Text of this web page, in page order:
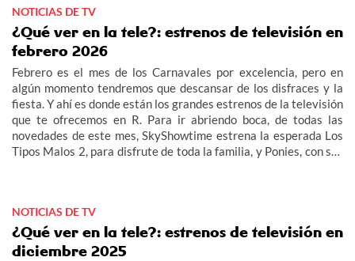
hospitalario de la mano de Nurses. Y no nos podemos olvidar de
los Óscars, que tienen una cita en Canal Hollywood.
NOTICIAS DE TV
¿Qué ver en la tele?: estrenos de televisión en
febrero 2026
Febrero es el mes de los Carnavales por excelencia, pero en
algún momento tendremos que descansar de los disfraces y la
fiesta. Y ahí es donde están los grandes estrenos de la televisión
que te ofrecemos en R. Para ir abriendo boca, de todas las
novedades de este mes, SkyShowtime estrena la esperada Los
Tipos Malos 2, para disfrute de toda la familia, y Ponies, con sus
ofrecemos en R. Y, además, pasaremos por Praga con el estreno
de la T8 de The Rookie en Warner TV.n
NOTICIAS DE TV
¿Qué ver en la tele?: estrenos de televisión en
diciembre 2025